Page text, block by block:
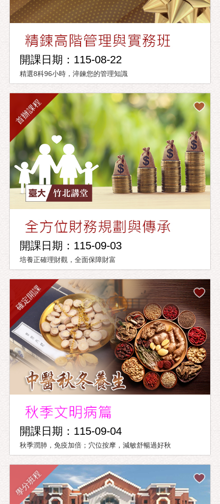
開課日期：115-08-22
精選8科96小時，淬鍊您的管理知識
首辦課程
開課日期：115-09-03
培養正確理財觀，全面保障財富
確定開課
開課日期：115-09-04
秋季潤肺，免疫加倍；穴位按摩，減敏舒暢過好秋
學分班程